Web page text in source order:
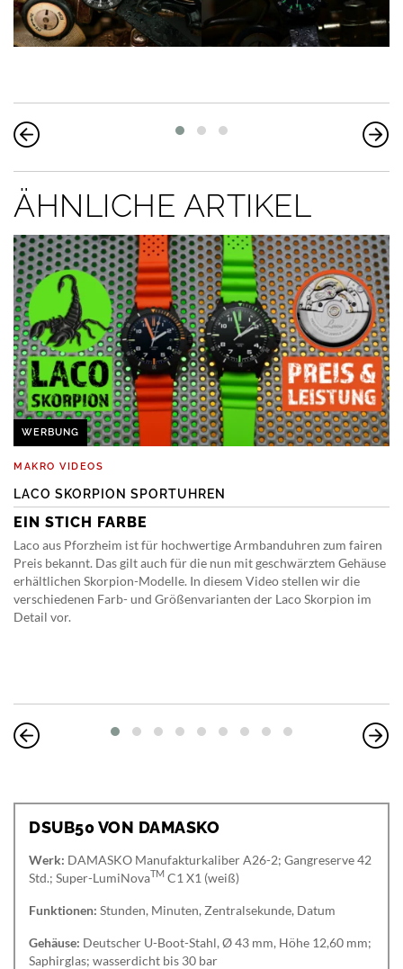
ÄHNLICHE ARTIKEL
WERBUNG
MAKRO VIDEOS
LACO SKORPION SPORTUHREN
EIN STICH FARBE
Laco aus Pforzheim ist für hochwertige Armbanduhren zum fairen
Preis bekannt. Das gilt auch für die nun mit geschwärztem Gehäuse
erhältlichen Skorpion-Modelle. In diesem Video stellen wir die
verschiedenen Farb- und Größenvarianten der Laco Skorpion im
Detail vor.
DSUB50 VON DAMASKO
Werk: DAMASKO Manufakturkaliber A26-2; Gangreserve 42
Std.; Super-LumiNovaTM C1 X1 (weiß)
Funktionen: Stunden, Minuten, Zentralsekunde, Datum
Gehäuse: Deutscher U-Boot-Stahl, Ø 43 mm, Höhe 12,60 mm;
Saphirglas; wasserdicht bis 30 bar